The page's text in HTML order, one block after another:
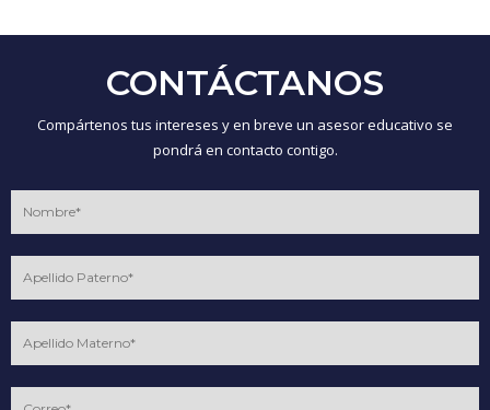
CONTÁCTANOS
Compártenos tus intereses y en breve un asesor educativo se
pondrá en contacto contigo.